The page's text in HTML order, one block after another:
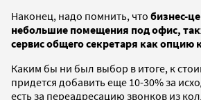
Наконец, надо помнить, что бизнес-
небольшие помещения под офис,
сервис общего секретаря как опцию
Каким бы ни был выбор в итоге, к
придется добавить еще 10-30% за
есть за переадресацию звонков из